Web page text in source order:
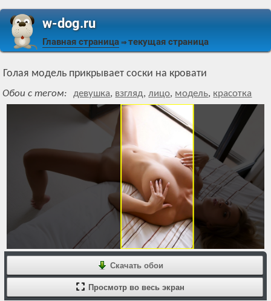
w-dog.ru
Главная страница ⇒ текущая страница
Голая модель прикрывает соски на кровати
Обои с тегом: девушка, взгляд,лицо, модель, красотка
Скачать обои
Просмотр во весь экран